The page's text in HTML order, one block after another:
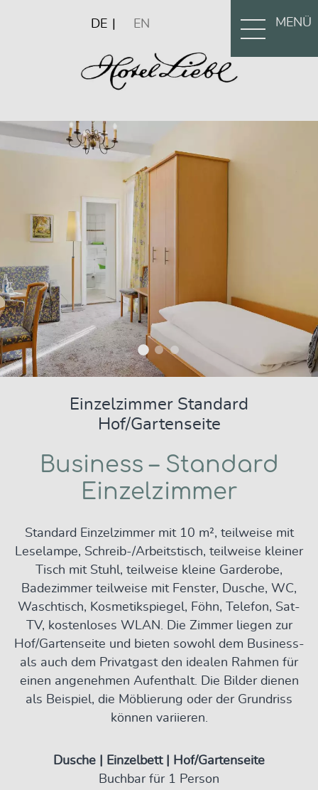
DE EN MENÜ
Einzelzimmer Standard
Hof/Gartenseite
Business – Standard
Einzelzimmer
Standard Einzelzimmer mit 10 m², teilweise mit
Leselampe, Schreib-/Arbeitstisch, teilweise kleiner
Tisch mit Stuhl, teilweise kleine Garderobe,
Badezimmer teilweise mit Fenster, Dusche, WC,
Waschtisch, Kosmetikspiegel, Föhn, Telefon, Sat-
TV, kostenloses WLAN. Die Zimmer liegen zur
Hof/Gartenseite und bieten sowohl dem Business-
als auch dem Privatgast den idealen Rahmen für
einen angenehmen Aufenthalt. Die Bilder dienen
als Beispiel, die Möblierung oder der Grundriss
können variieren.
Dusche | Einzelbett | Hof/Gartenseite
Buchbar für 1 Person